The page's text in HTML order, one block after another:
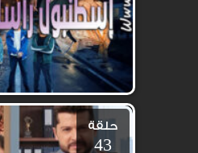
حلقة
43